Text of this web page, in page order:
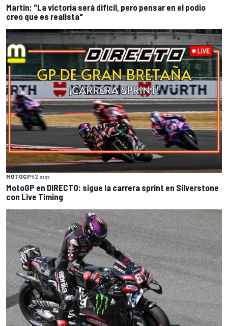
Martin: "La victoria será difícil, pero pensar en el podio
creo que es realista"
MOTOGP52 min
MotoGP en DIRECTO: sigue la carrera sprint en Silverstone
con Live Timing